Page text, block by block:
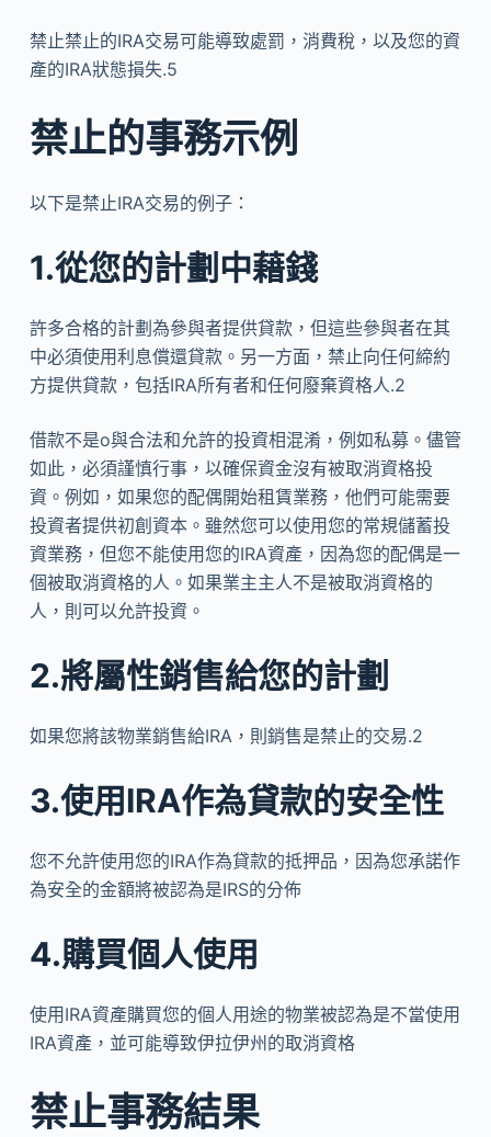
禁止禁止的IRA交易可能導致處罰，消費稅，以及您的資
產的IRA狀態損失.5
禁止的事務示例
以下是禁止IRA交易的例子：
1.從您的計劃中藉錢
許多合格的計劃為參與者提供貸款，但這些參與者在其
中必須使用利息償還貸款。另一方面，禁止向任何締約
方提供貸款，包括IRA所有者和任何廢棄資格人.2
借款不是o與合法和允許的投資相混淆，例如私募。儘管
如此，必須謹慎行事，以確保資金沒有被取消資格投
資。例如，如果您的配偶開始租賃業務，他們可能需要
投資者提供初創資本。雖然您可以使用您的常規儲蓄投
資業務，但您不能使用您的IRA資產，因為您的配偶是一
個被取消資格的人。如果業主主人不是被取消資格的
人，則可以允許投資。
2.將屬性銷售給您的計劃
如果您將該物業銷售給IRA，則銷售是禁止的交易.2
3.使用IRA作為貸款的安全性
您不允許使用您的IRA作為貸款的抵押品，因為您承諾作
為安全的金額將被認為是IRS的分佈
4.購買個人使用
使用IRA資產購買您的個人用途的物業被認為是不當使用
IRA資產，並可能導致伊拉伊州的取消資格
禁止事務結果